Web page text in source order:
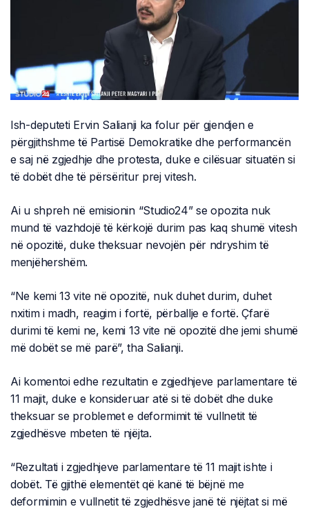
Ish-deputeti Ervin Salianji ka folur për gjendjen e
përgjithshme të Partisë Demokratike dhe performancën
e saj në zgjedhje dhe protesta, duke e cilësuar situatën si
të dobët dhe të përsëritur prej vitesh.
Ai u shpreh në emisionin “Studio24” se opozita nuk
mund të vazhdojë të kërkojë durim pas kaq shumë vitesh
në opozitë, duke theksuar nevojën për ndryshim të
menjëhershëm.
“Ne kemi 13 vite në opozitë, nuk duhet durim, duhet
nxitim i madh, reagim i fortë, përballje e fortë. Çfarë
durimi të kemi ne, kemi 13 vite në opozitë dhe jemi shumë
më dobët se më parë”, tha Salianji.
Ai komentoi edhe rezultatin e zgjedhjeve parlamentare të
11 majit, duke e konsideruar atë si të dobët dhe duke
theksuar se problemet e deformimit të vullnetit të
zgjedhësve mbeten të njëjta.
“Rezultati i zgjedhjeve parlamentare të 11 majit ishte i
dobët. Të gjithë elementët që kanë të bëjnë me
deformimin e vullnetit të zgjedhësve janë të njëjtat si më